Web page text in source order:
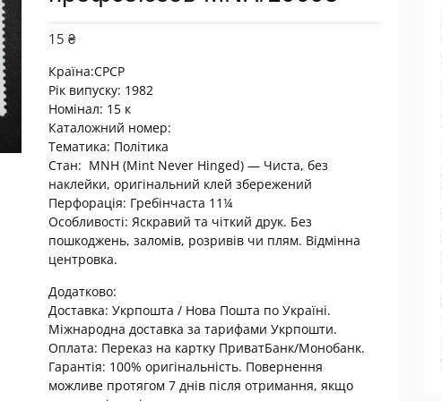
15₴
Країна:СРСР
Рік випуску: 1982
Номінал: 15 к
Каталожний номер:
Тематика: Політика
Стан: MNH (Mint Never Hinged) — Чиста, без
наклейки, оригінальний клей збережений
Перфорація: Гребінчаста 11¼
Особливості: Яскравий та чіткий друк. Без
пошкоджень, заломів, розривів чи плям. Відмінна
центровка.
Додатково:
Доставка: Укрпошта / Нова Пошта по Україні.
Міжнародна доставка за тарифами Укрпошти.
Оплата: Переказ на картку ПриватБанк/Монобанк.
Гарантія: 100% оригінальність. Повернення
можливе протягом 7 днів після отримання, якщо